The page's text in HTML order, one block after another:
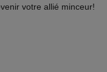
votre allié minceur!